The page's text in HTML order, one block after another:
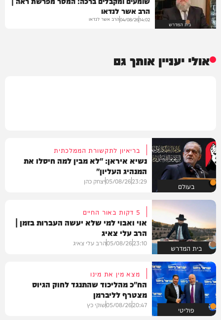
בית המדרש
הרב אשר לנדאו
14:02
04/08/26הרב אשר לנדאו
אולי יעניין אותך גם
בעולם
בריאיון לתקשורת הממלכתית
נשיא איראן: "לא מבין למה חיסלו את
המנהיג העליון"
23:29
05/08/26יצחק כהן
בית המדרש
5 דקות באור החיים
אוי ואבוי למי שלא יעשה העברות בזמן |
הרב עלי צאיג
23:10
05/08/26הרב עלי צאיג
פוליטי
מצא מין את מינו
הח"כ מהליכוד שהתנגד לחוק הגיוס
מצטרף לליברמן
20:47
05/08/26שוקי כץ